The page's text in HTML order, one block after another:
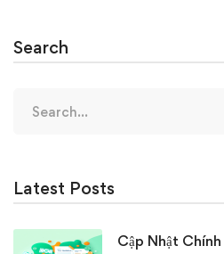
Search
for:
Latest Posts
Cập Nhật